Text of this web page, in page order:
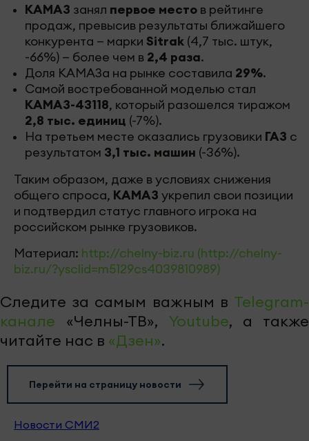
КАМАЗ занял первое место в рейтинге
продаж, превысив результаты ближайшего
конкурента — марки Sitrak (4,7 тыс. штук,
-66%) — более чем в 2,4 раза.
Доля КАМАЗа на рынке составила 29%.
Самой востребованной моделью стал
КАМАЗ-43118, который разошелся тиражом
2,8 тыс. единиц (-7%).
На третьем месте оказались грузовики ГАЗ с
результатом 3,1 тыс. машин (-36%).
Таким образом, даже в условиях снижения
общего спроса, КАМАЗ укрепил свои позиции
и подтвердил статус главного игрока на
российском рынке грузовиков.
Материал: http://chelny-biz.ru (http://chelny-
biz.ru/?ysclid=m5129cs4039810989)
Следите за самым важным в Telegram-
канале «Челны-ТВ», Youtube, а также
читайте нас в «Дзен».
Перейти на страницу новости
Новости СМИ2